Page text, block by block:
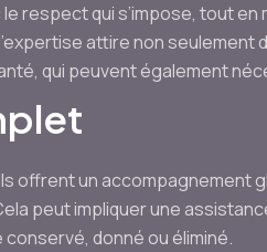
respect qui s’impose, tout
attire non seulement
qui peuvent également
offrent un accompagnement
peut impliquer une
donné ou éliminé.